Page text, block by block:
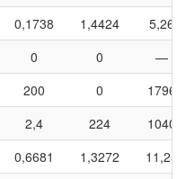
0,1738 1,4424
5,26
0 0
—
200 0
1796
2,4 224
1040
0,6681 1,3272
11,25